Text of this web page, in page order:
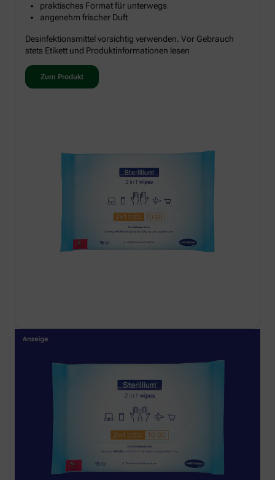
praktisches Format für unterwegs
angenehm frischer Duft
Desinfektionsmittel vorsichtig verwenden. Vor Gebrauch
stets Etikett und Produktinformationen lesen
Zum Produkt